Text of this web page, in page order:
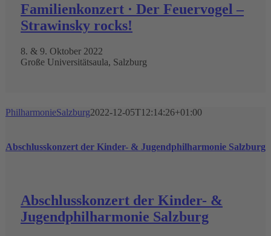
Familienkonzert · Der Feuervogel –
Strawinsky rocks!
8. & 9. Oktober 2022
Große Universitätsaula, Salzburg
PhilharmonieSalzburg2022-12-05T12:14:26+01:00
Abschlusskonzert der Kinder- & Jugendphilharmonie Salzburg
Abschlusskonzert der Kinder- &
Jugendphilharmonie Salzburg